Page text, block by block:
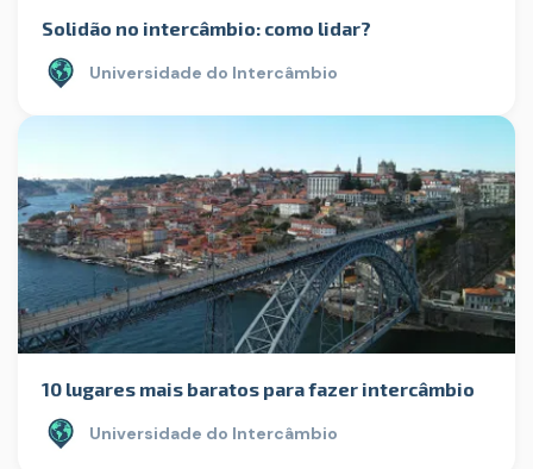
Solidão no intercâmbio: como lidar?
Universidade do Intercâmbio
10 lugares mais baratos para fazer intercâmbio
Universidade do Intercâmbio